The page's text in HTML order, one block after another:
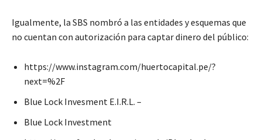
Igualmente, la SBS nombró a las entidades y esquemas que
no cuentan con autorización para captar dinero del público:
https://www.instagram.com/huertocapital.pe/?
next=%2F
Blue Lock Invesment E.I.R.L. –
Blue Lock Investment